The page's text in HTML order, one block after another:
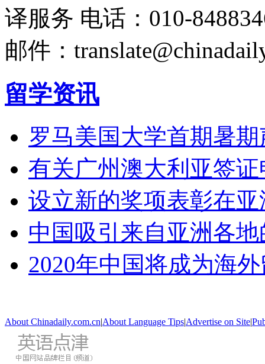
译服务 电话：010-
邮件：
留学资讯
罗马美国大学首期暑
有关广州澳大利亚签
设立新的奖项表彰在
中国吸引来自亚洲各
2020年中国将成为海
About Chinadaily.com.cn|About Language Tips|Advertise on Site|